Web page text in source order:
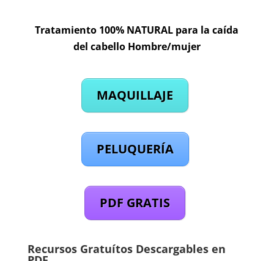
Tratamiento 100% NATURAL para la caída
del cabello Hombre/mujer
MAQUILLAJE
PELUQUERÍA
PDF GRATIS
Recursos Gratuítos Descargables en